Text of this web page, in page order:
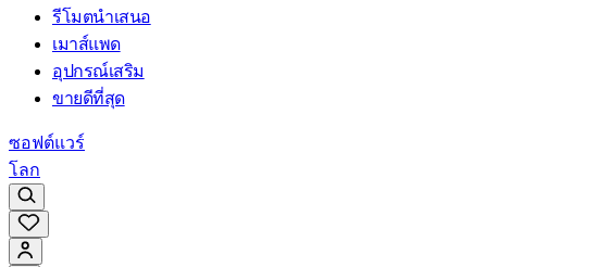
รีโมตนำเสนอ
เมาส์แพด
อุปกรณ์เสริม
ขายดีที่สุด
ซอฟต์แวร์
โลก